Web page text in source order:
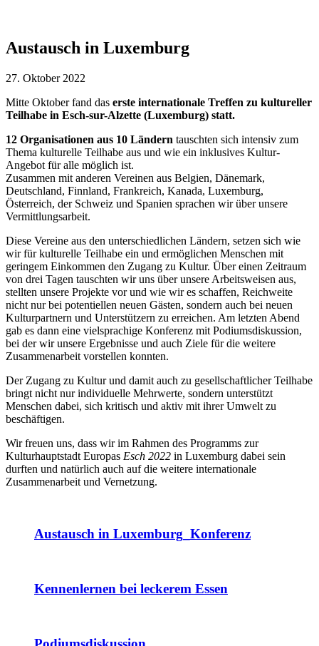
Austausch in Luxemburg
27. Oktober 2022
Mitte Oktober fand das erste internationale Treffen zu kultureller
Teilhabe in Esch-sur-Alzette (Luxemburg) statt.
12 Organisationen aus 10 Ländern tauschten sich intensiv zum
Thema kulturelle Teilhabe aus und wie ein inklusives Kultur-
Angebot für alle möglich ist.
Zusammen mit anderen Vereinen aus Belgien, Dänemark,
Deutschland, Finnland, Frankreich, Kanada, Luxemburg,
Österreich, der Schweiz und Spanien sprachen wir über unsere
Vermittlungsarbeit.
Diese Vereine aus den unterschiedlichen Ländern, setzen sich wie
wir für kulturelle Teilhabe ein und ermöglichen Menschen mit
geringem Einkommen den Zugang zu Kultur. Über einen Zeitraum
von drei Tagen tauschten wir uns über unsere Arbeitsweisen aus,
stellten unsere Projekte vor und wie wir es schaffen, Reichweite
nicht nur bei potentiellen neuen Gästen, sondern auch bei neuen
Kulturpartnern und Unterstützern zu erreichen. Am letzten Abend
gab es dann eine vielsprachige Konferenz mit Podiumsdiskussion,
bei der wir unsere Ergebnisse und auch Ziele für die weitere
Zusammenarbeit vorstellen konnten.
Der Zugang zu Kultur und damit auch zu gesellschaftlicher Teilhabe
bringt nicht nur individuelle Mehrwerte, sondern unterstützt
Menschen dabei, sich kritisch und aktiv mit ihrer Umwelt zu
beschäftigen.
Wir freuen uns, dass wir im Rahmen des Programms zur
Kulturhauptstadt Europas Esch 2022 in Luxemburg dabei sein
durften und natürlich auch auf die weitere internationale
Zusammenarbeit und Vernetzung.
Austausch in Luxemburg_Konferenz
Kennenlernen bei leckerem Essen